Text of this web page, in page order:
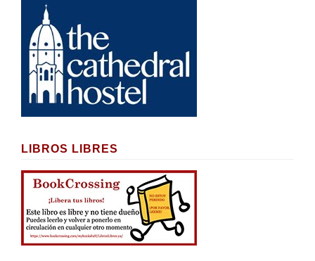
LIBROS LIBRES